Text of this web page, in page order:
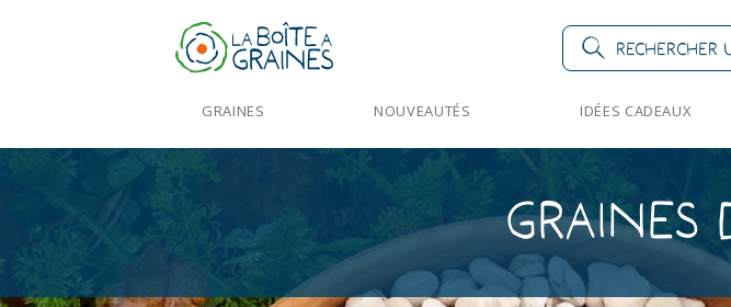
Rechercher
GRAINES NOUVEAUTÉS IDÉES CADEAUX
Graines